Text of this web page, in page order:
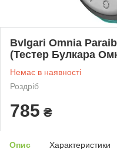
Bvlgari Omnia
(Тестер Булкара
Немає в наявності
Роздріб
785 ₴
Опис Характеристики